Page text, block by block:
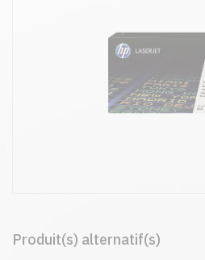
Produit(s) alternatif(s)